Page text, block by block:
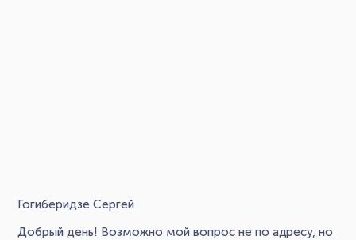
Гогиберидзе Сергей
Добрый день! Возможно мой вопрос не по адресу, но